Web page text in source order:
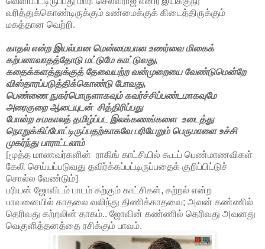
வரித்துக்கொண்டிருக்கும் உண்மைக்குக் கிடைத்திருக்கும்
மகத்தான வெற்றி.
காதல் என்ற இயல்பான மென்மையான உணர்வை மிகைக்
கற்பனாவாதத்தோடு மட்டுமே காட்டுவது,
கதைக்களத்துக்குத் தேவையற்ற வன்முறையை வேண்டுமென்றே
விஸ்தாரப்படுத்திக்கொண்டு போவது,
பெண்ணை நுகர்பொருளாகவும் கவர்ச்சிப்பண்டமாகவுமே
அரைகுறை ஆடையுடன் சித்திரிப்பது
போன்ற சமகாலத் தமிழ்ப்பட இலக்கணங்களை உடைத்து
நொறுக்கிப்போட்டிருப்பதற்காகவே பரியேறும் பெருமாளை உச்சி
முகர்ந்து பாராட்டலாம்
[மூத்த மாணவர்களின் ராகிங் காட்சியில் கூடப் பெண்மாணவிகள்
கேலி செய்யப்படுவது தவிர்க்கப்பட்டிருப்பதைக் குறிப்பிட்டுச்
சொல்ல வேண்டும்]
பரியன் ஜோவிடம் பாடம் கற்கும் காட்சிகள், கற்றல் என்ற
பாவனையில் காதலை வலிந்து திணிக்காதவை; அவன் கண்ணில்
தெரிவது கற்றலின் தாகம்.. ஜோவின் கண்ணில் தெரிவது அவனது
வெகுளித்தனத்தை ரசிக்கும் பாவம்.